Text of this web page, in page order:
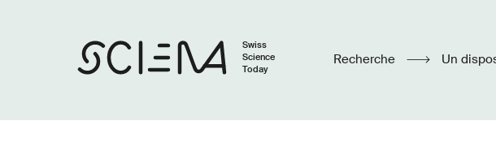
Swiss
Science
Today
Recherche Un